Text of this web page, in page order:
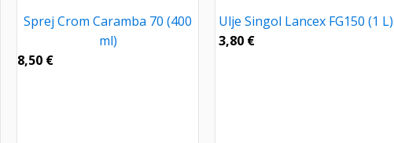
Sprej Crom Caramba 70 (400
ml)
8,50 €
Ulje Singol Lancex FG150 (1 L)
3,80 €